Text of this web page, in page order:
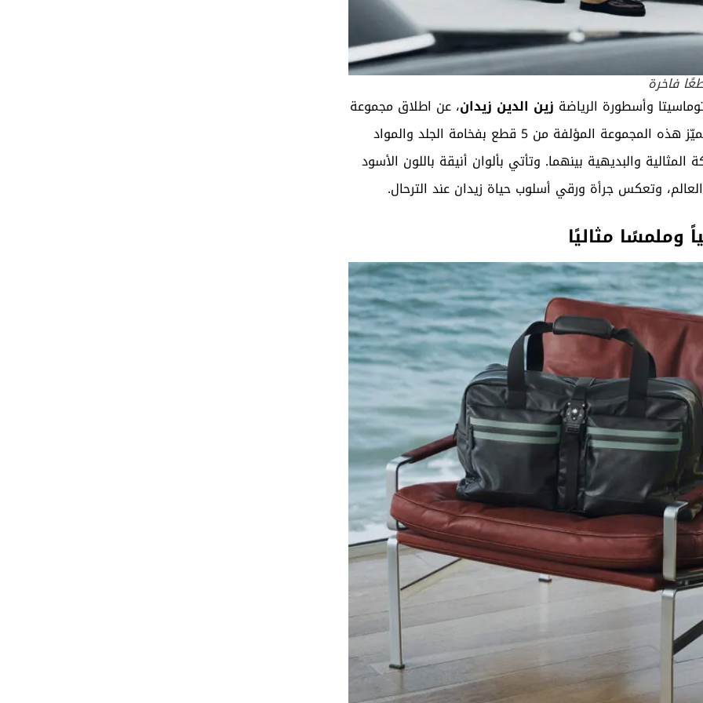
فاخرة
وأسطورة الرياضة زين الدين زيدان، عن اطلاق مجموعة
مصغرة جديدة من منتجات السفر تحمل توقيع مون بلان. تتميّز هذه المجموعة المؤلفة من 5 قطع بفخامة الجلد والمواد
والبديهية بينهما. وتأتي بألوان أنيقة باللون الأسود
وتعكس جرأة ورقي أسلوب حياة زيدان عند الترحال.
وملمسًا مثاليًا